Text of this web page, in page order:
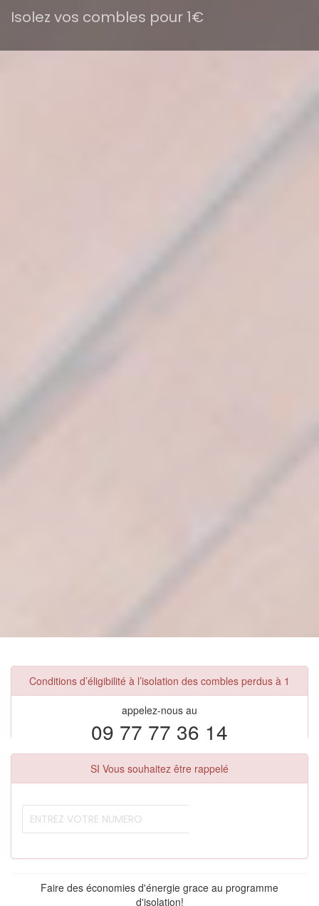
Isolez vos combles pour 1€
Conditions d’éligibilité à l’isolation des combles perdus à 1
appelez-nous au
09 77 77 36 14
SI Vous souhaitez être rappelé
Faire des économies d'énergie grace au programme
d'isolation!